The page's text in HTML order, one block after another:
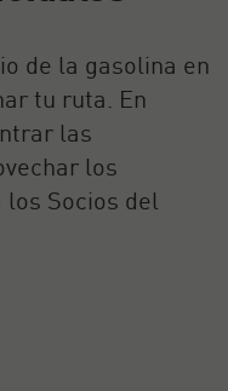
de la gasolina en
tu ruta. En
las
los
Socios del